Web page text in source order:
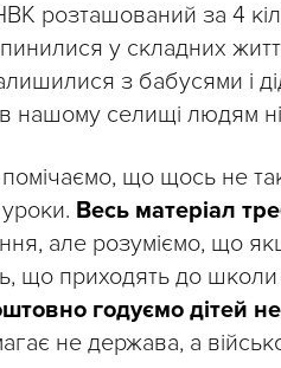
розташований за 4
у складних
з бабусями і
в нашому селищі людям
що щось не
Весь матеріал
але розуміємо, що
що приходять до школи
годуємо дітей
не держава, а